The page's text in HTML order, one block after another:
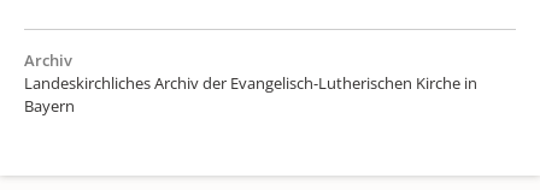
Archiv
Landeskirchliches Archiv der Evangelisch-Lutherischen Kirche in
Bayern